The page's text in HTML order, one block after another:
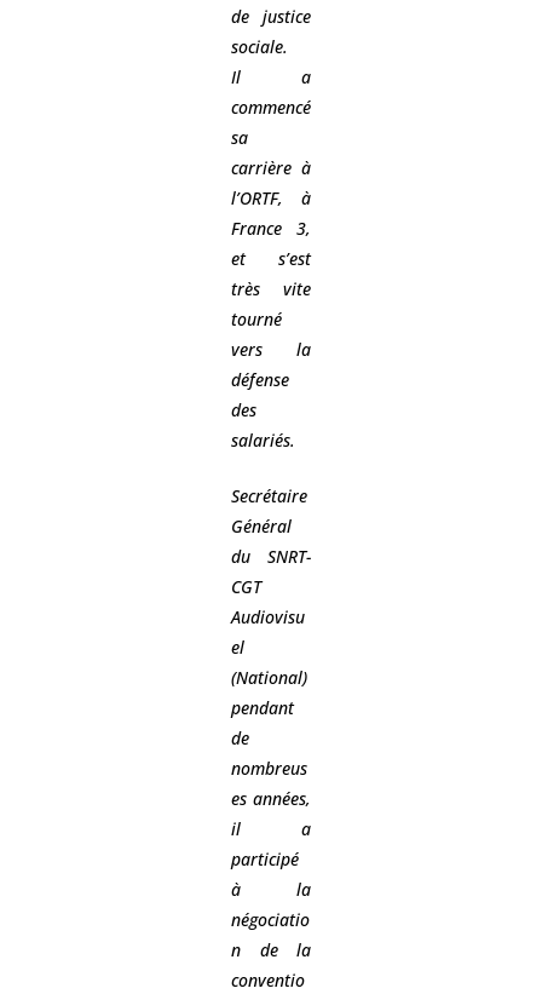
de justice
sociale.
Il a
commencé
sa
carrière à
l’ORTF, à
France 3,
et s’est
très vite
tourné
vers la
défense
des
salariés.
Secrétaire
Général
du SNRT-
CGT
Audiovisu
el
(National)
pendant
de
nombreus
es années,
il a
participé
à la
négociatio
n de la
conventio